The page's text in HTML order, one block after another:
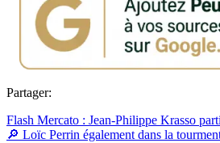
Partager:
Flash Mercato : Jean-Philippe Krasso
🔎 Loïc Perrin également dans la